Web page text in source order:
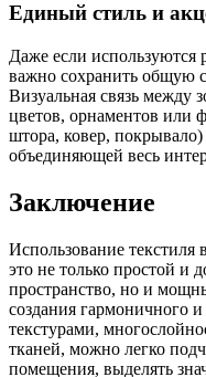
Единый стиль и
Даже если используются
важно сохранить общую
Визуальная связь между
цветов, орнаментов или
штора, ковер, покрывало)
объединяющей весь
Заключение
Использование текстиля
это не только простой и
пространство, но и
создания гармоничного
текстурами,
тканей, можно легко
помещения, выделять